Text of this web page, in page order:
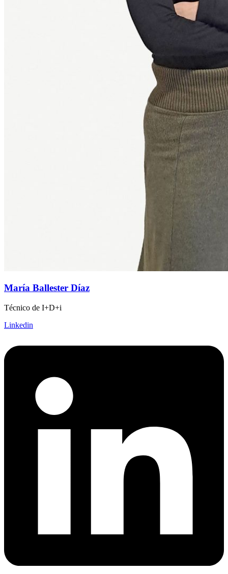
María Ballester Díaz
Técnico de I+D+i
Linkedin